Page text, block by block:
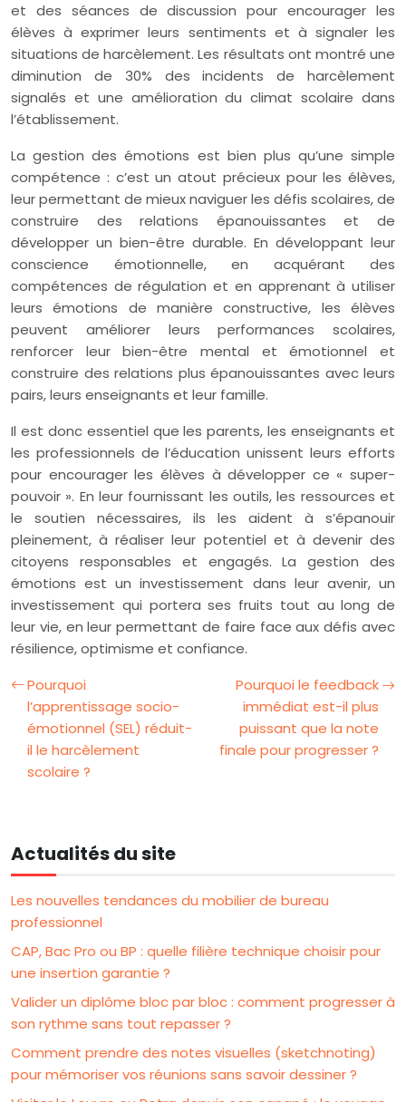
et des séances de discussion pour encourager les
élèves à exprimer leurs sentiments et à signaler les
situations de harcèlement. Les résultats ont montré une
diminution de 30% des incidents de harcèlement
signalés et une amélioration du climat scolaire dans
l’établissement.
La gestion des émotions est bien plus qu’une simple
compétence : c’est un atout précieux pour les élèves,
leur permettant de mieux naviguer les défis scolaires, de
construire des relations épanouissantes et de
développer un bien-être durable. En développant leur
conscience émotionnelle, en acquérant des
compétences de régulation et en apprenant à utiliser
leurs émotions de manière constructive, les élèves
peuvent améliorer leurs performances scolaires,
renforcer leur bien-être mental et émotionnel et
construire des relations plus épanouissantes avec leurs
pairs, leurs enseignants et leur famille.
Il est donc essentiel que les parents, les enseignants et
les professionnels de l’éducation unissent leurs efforts
pour encourager les élèves à développer ce « super-
pouvoir ». En leur fournissant les outils, les ressources et
le soutien nécessaires, ils les aident à s’épanouir
pleinement, à réaliser leur potentiel et à devenir des
citoyens responsables et engagés. La gestion des
émotions est un investissement dans leur avenir, un
investissement qui portera ses fruits tout au long de
leur vie, en leur permettant de faire face aux défis avec
résilience, optimisme et confiance.
Pourquoi
l’apprentissage socio-
émotionnel (SEL) réduit-
il le harcèlement
scolaire ?
Pourquoi le feedback
immédiat est-il plus
puissant que la note
finale pour progresser ?
Actualités du site
Les nouvelles tendances du mobilier de bureau
professionnel
CAP, Bac Pro ou BP : quelle filière technique choisir pour
une insertion garantie ?
Valider un diplôme bloc par bloc : comment progresser à
son rythme sans tout repasser ?
Comment prendre des notes visuelles (sketchnoting)
pour mémoriser vos réunions sans savoir dessiner ?